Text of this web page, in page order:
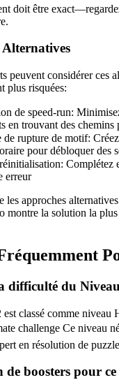
doit être
Alternatives
peuvent considérer ces
plus risquées:
de speed-run:
en trouvant des chemins
de rupture de motif:
pour débloquer des
Complétez
erreur
les approches
montre la solution la
difficulté du Niveau
est classé comme niveau
challenge Ce niveau
en résolution de
de boosters pour